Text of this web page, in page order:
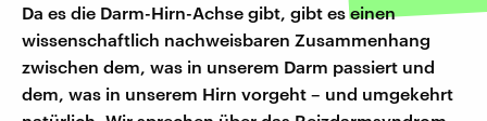
Da es die Darm-Hirn-Achse gibt, gibt es einen
wissenschaftlich nachweisbaren Zusammenhang
zwischen dem, was in unserem Darm passiert und
dem, was in unserem Hirn vorgeht – und umgekehrt